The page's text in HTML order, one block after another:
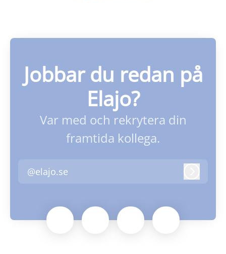
Jobbar du redan på
Elajo?
Var med och rekrytera din
framtida kollega.
@elajo.se